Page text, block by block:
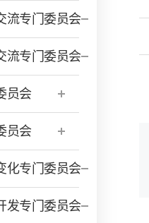
流专门委员会
流专门委员会
员会
员会
化专门委员会
发专门委员会